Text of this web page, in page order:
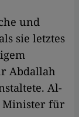
und
sie letztes
Abdallah
Al-
Minister für